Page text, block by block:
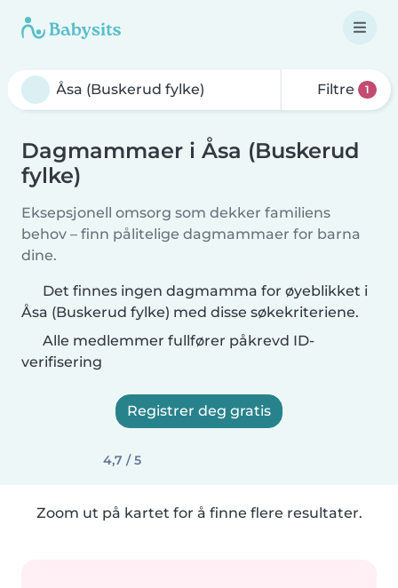
Filtre 1
Dagmammaer i Åsa (Buskerud
fylke)
Eksepsjonell omsorg som dekker familiens
behov – finn pålitelige dagmammaer for barna
dine.
Det finnes ingen dagmamma for øyeblikket i
Åsa (Buskerud fylke) med disse søkekriteriene.
Alle medlemmer fullfører påkrevd ID-
verifisering
Registrer deg gratis
4,7 / 5
Zoom ut på kartet for å finne flere resultater.